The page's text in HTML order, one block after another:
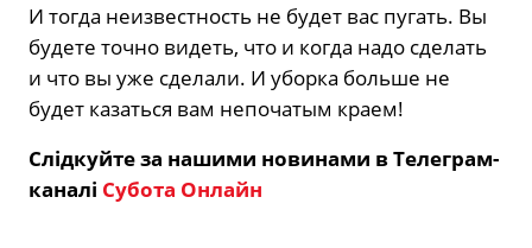
И тогда неизвестность не будет вас пугать. Вы
будете точно видеть, что и когда надо сделать
и что вы уже сделали. И уборка больше не
будет казаться вам непочатым краем!
Слідкуйте за нашими новинами в Телеграм-
каналі Субота Онлайн